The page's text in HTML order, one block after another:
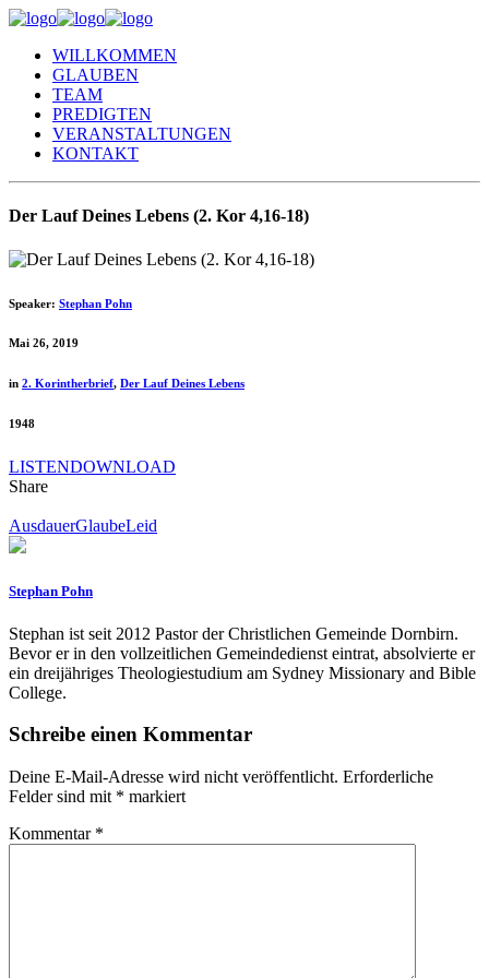
WILLKOMMEN
GLAUBEN
TEAM
PREDIGTEN
VERANSTALTUNGEN
KONTAKT
Der Lauf Deines Lebens (2. Kor 4,16-18)
Speaker: Stephan Pohn
Mai 26, 2019
in 2. Korintherbrief, Der Lauf Deines Lebens
1948
LISTENDOWNLOAD
Share
AusdauerGlaubeLeid
Stephan Pohn
Stephan ist seit 2012 Pastor der Christlichen Gemeinde Dornbirn.
Bevor er in den vollzeitlichen Gemeindedienst eintrat, absolvierte er
ein dreijähriges Theologiestudium am Sydney Missionary and Bible
College.
Schreibe einen Kommentar
Deine E-Mail-Adresse wird nicht veröffentlicht. Erforderliche
Felder sind mit * markiert
Kommentar *